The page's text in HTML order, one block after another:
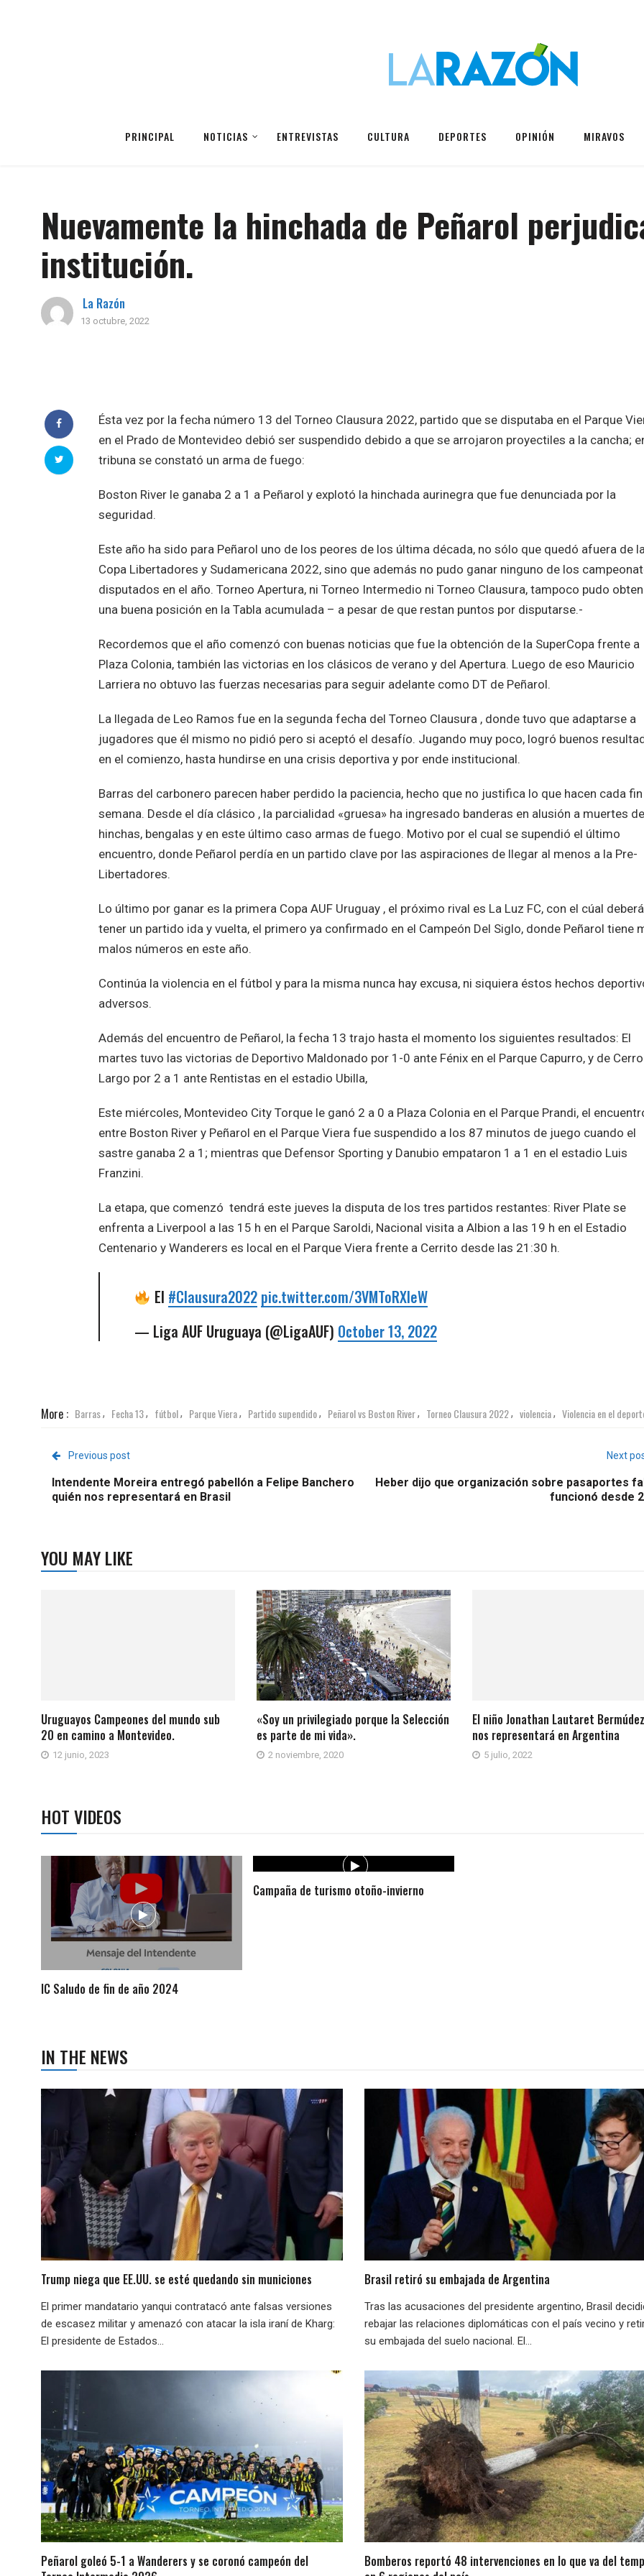
PRINCIPAL NOTICIAS ENTREVISTAS CULTURA DEPORTES OPINIÓN MIRAVOS
Nuevamente la hinchada de Peñarol
institución.
La Razón
13 octubre, 2022
Ésta vez por la fecha número 13 del Torneo Clausura 2022, partido que se disputaba en el Parque
en el Prado de Montevideo debió ser suspendido debido a que se arrojaron proyectiles a la cancha;
tribuna se constató un arma de fuego:
Boston River le ganaba 2 a 1 a Peñarol y explotó la hinchada aurinegra que fue denunciada por la
seguridad.
Este año ha sido para Peñarol uno de los peores de los última década, no sólo que quedó afuera de
Copa Libertadores y Sudamericana 2022, sino que además no pudo ganar ninguno de los
disputados en el año. Torneo Apertura, ni Torneo Intermedio ni Torneo Clausura, tampoco pudo
una buena posición en la Tabla acumulada – a pesar de que restan puntos por disputarse.-
Recordemos que el año comenzó con buenas noticias que fue la obtención de la SuperCopa frente a
Plaza Colonia, también las victorias en los clásicos de verano y del Apertura. Luego de eso Mauricio
Larriera no obtuvo las fuerzas necesarias para seguir adelante como DT de Peñarol.
La llegada de Leo Ramos fue en la segunda fecha del Torneo Clausura , donde tuvo que adaptarse a
jugadores que él mismo no pidió pero si aceptó el desafío. Jugando muy poco, logró buenos
en el comienzo, hasta hundirse en una crisis deportiva y por ende institucional.
Barras del carbonero parecen haber perdido la paciencia, hecho que no justifica lo que hacen cada
semana. Desde el día clásico , la parcialidad «gruesa» ha ingresado banderas en alusión a muertes de
hinchas, bengalas y en este último caso armas de fuego. Motivo por el cual se supendió el último
encuentro, donde Peñarol perdía en un partido clave por las aspiraciones de llegar al menos a la Pre-
Libertadores.
Lo último por ganar es la primera Copa AUF Uruguay , el próximo rival es La Luz FC, con el cúal deberá
tener un partido ida y vuelta, el primero ya confirmado en el Campeón Del Siglo, donde Peñarol tiene
malos números en este año.
Continúa la violencia en el fútbol y para la misma nunca hay excusa, ni siquiera éstos hechos
adversos.
Además del encuentro de Peñarol, la fecha 13 trajo hasta el momento los siguientes resultados: El
martes tuvo las victorias de Deportivo Maldonado por 1-0 ante Fénix en el Parque Capurro, y de Cerro
Largo por 2 a 1 ante Rentistas en el estadio Ubilla,
Este miércoles, Montevideo City Torque le ganó 2 a 0 a Plaza Colonia en el Parque Prandi, el
entre Boston River y Peñarol en el Parque Viera fue suspendido a los 87 minutos de juego cuando el
sastre ganaba 2 a 1; mientras que Defensor Sporting y Danubio empataron 1 a 1 en el estadio Luis
Franzini.
La etapa, que comenzó tendrá este jueves la disputa de los tres partidos restantes: River Plate se
enfrenta a Liverpool a las 15 h en el Parque Saroldi, Nacional visita a Albion a las 19 h en el Estadio
Centenario y Wanderers es local en el Parque Viera frente a Cerrito desde las 21:30 h.
El #Clausura2022 pic.twitter.com/3VMToRXIeW
— Liga AUF Uruguaya (@LigaAUF) October 13, 2022
More : Barras, Fecha 13, fútbol, Parque Viera, Partido supendido, Peñarol vs Boston River, Torneo Clausura 2022, violencia, Violencia en el
Previous post
Intendente Moreira entregó pabellón a Felipe Banchero
quién nos representará en Brasil
Next
Heber dijo que organización sobre pasaportes
funcionó desde
YOU MAY LIKE
Uruguayos Campeones del mundo sub
20 en camino a Montevideo.
12 junio, 2023
«Soy un privilegiado porque la Selección
es parte de mi vida».
2 noviembre, 2020
El niño Jonathan Lautaret
nos representará en Argentina
5 julio, 2022
HOT VIDEOS
IC Saludo de fin de año 2024
Campaña de turismo otoño-invierno
IN THE NEWS
Trump niega que EE.UU. se esté quedando sin municiones
El primer mandatario yanqui contratacó ante falsas versiones
de escasez militar y amenazó con atacar la isla iraní de Kharg:
El presidente de Estados...
Brasil retiró su embajada de Argentina
Tras las acusaciones del presidente argentino, Brasil
rebajar las relaciones diplomáticas con el país vecino y
su embajada del suelo nacional. El...
Peñarol goleó 5-1 a Wanderers y se coronó campeón del
Bomberos reportó 48 intervenciones en lo que va del